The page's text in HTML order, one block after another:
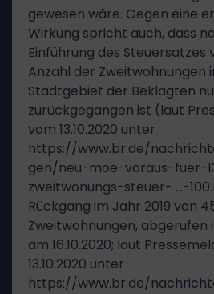
gewesen wäre. Gegen eine
Wirkung spricht auch, dass
Einführung des Steuersatzes
Anzahl der Zweitwohnungen
Stadtgebiet der Beklagten
zurückgegangen ist (laut
vom 13.10.2020 unter
https://www.br.de/
gen/neu-moe-voraus-fuer-
zweitwonungs-steuer- …-
Rückgang im Jahr 2019 von
Zweitwohnungen, abgerufen
am 16.10.2020; laut
13.10.2020 unter
https://www.br.de/